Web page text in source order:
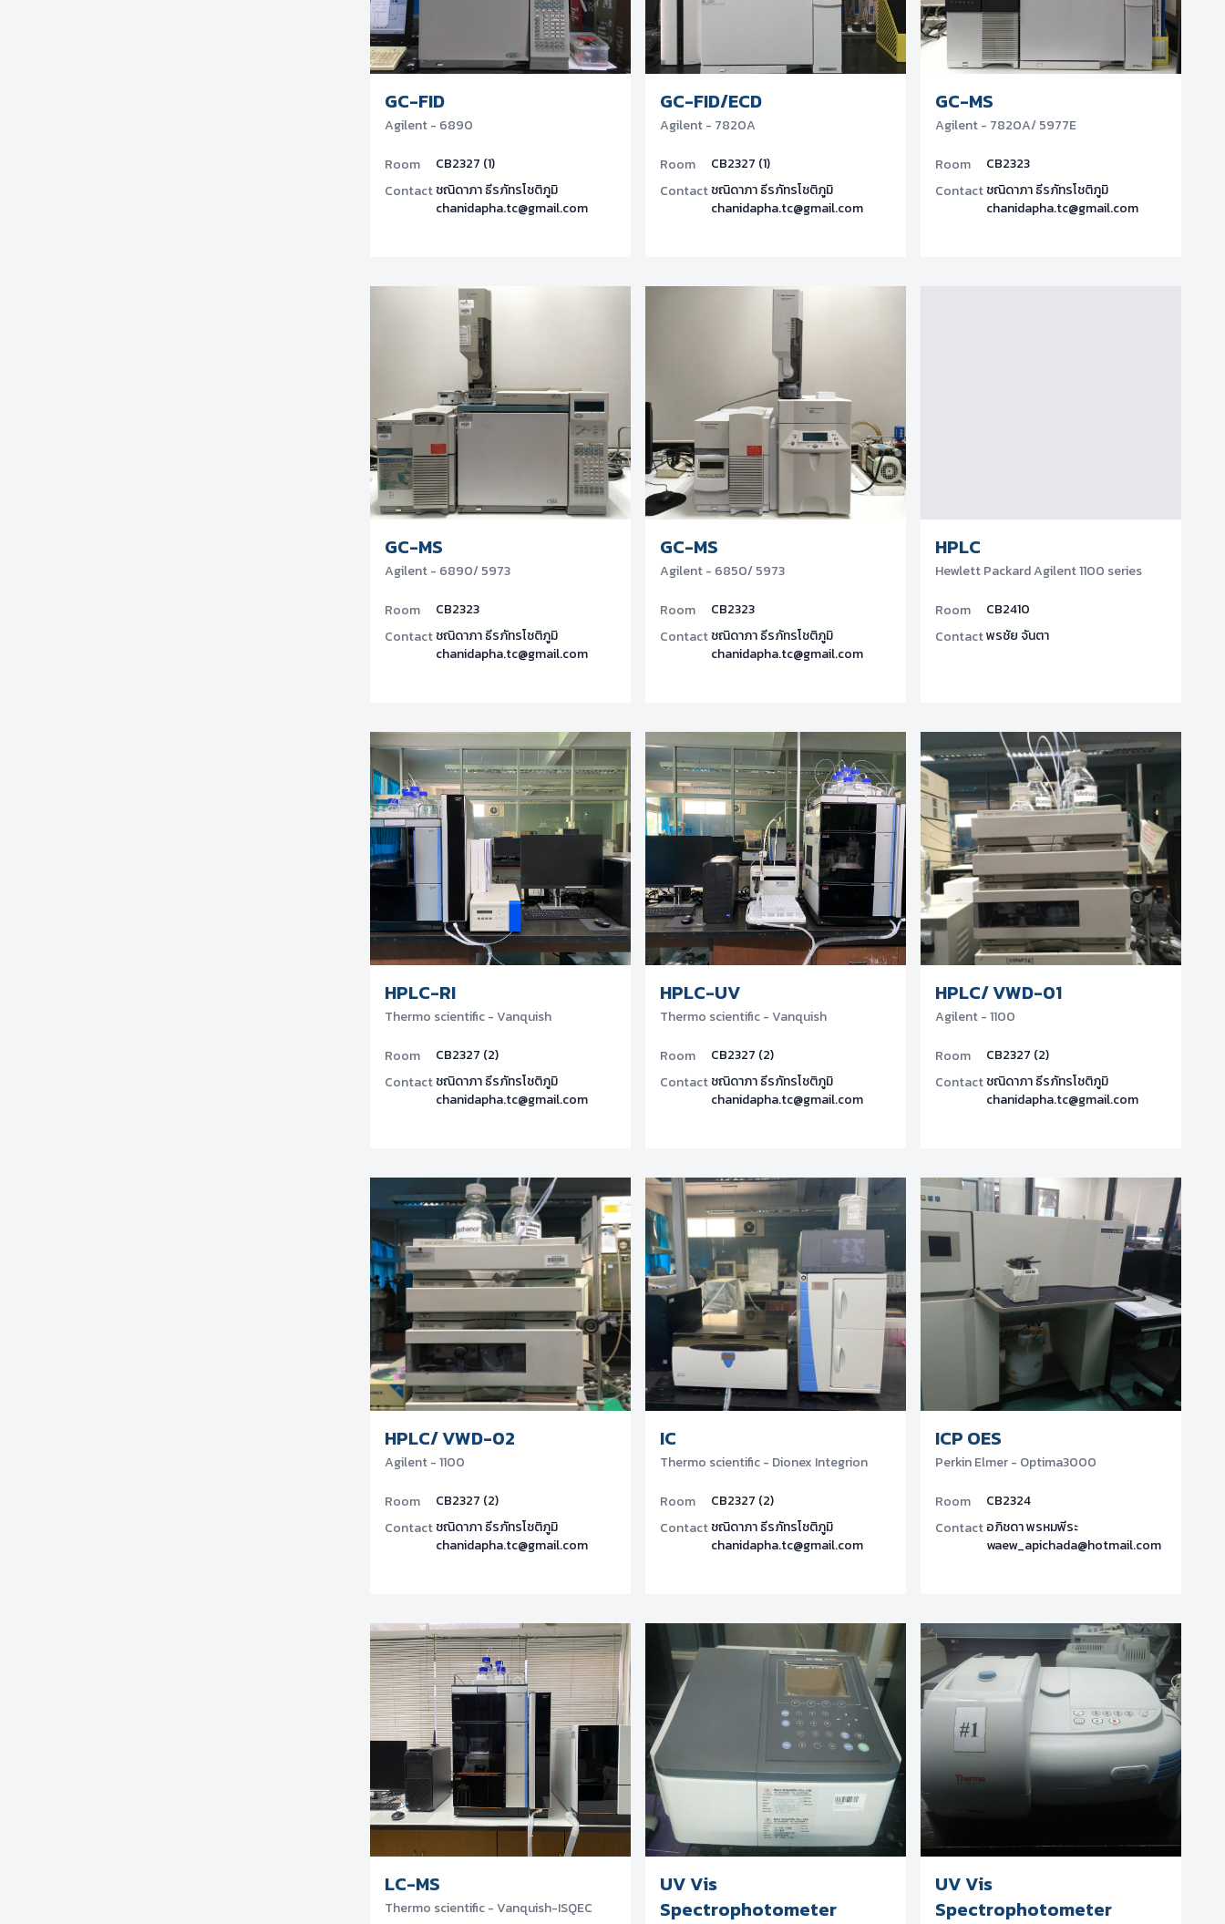
GC-FID
Agilent - 6890
Room
CB2327 (1)
Contactชณิดาภา ธีรภัทรโชติภูมิ
chanidapha.tc@gmail.com
GC-FID/ECD
Agilent - 7820A
Room
CB2327 (1)
Contactชณิดาภา ธีรภัทรโชติภูมิ
chanidapha.tc@gmail.com
GC-MS
Agilent - 7820A/ 5977E
Room
CB2323
Contactชณิดาภา ธีรภัทรโชติภูมิ
chanidapha.tc@gmail.com
GC-MS
Agilent - 6890/ 5973
Room
CB2323
Contactชณิดาภา ธีรภัทรโชติภูมิ
chanidapha.tc@gmail.com
GC-MS
Agilent - 6850/ 5973
Room
CB2323
Contactชณิดาภา ธีรภัทรโชติภูมิ
chanidapha.tc@gmail.com
HPLC
Hewlett Packard Agilent 1100 series
Room
CB2410
Contactพรชัย จันตา
HPLC-RI
Thermo scientific - Vanquish
Room
CB2327 (2)
Contactชณิดาภา ธีรภัทรโชติภูมิ
chanidapha.tc@gmail.com
HPLC-UV
Thermo scientific - Vanquish
Room
CB2327 (2)
Contactชณิดาภา ธีรภัทรโชติภูมิ
chanidapha.tc@gmail.com
HPLC/ VWD-01
Agilent - 1100
Room
CB2327 (2)
Contactชณิดาภา ธีรภัทรโชติภูมิ
chanidapha.tc@gmail.com
HPLC/ VWD-02
Agilent - 1100
Room
CB2327 (2)
Contactชณิดาภา ธีรภัทรโชติภูมิ
chanidapha.tc@gmail.com
IC
Thermo scientific - Dionex Integrion
Room
CB2327 (2)
Contactชณิดาภา ธีรภัทรโชติภูมิ
chanidapha.tc@gmail.com
ICP OES
Perkin Elmer - Optima3000
Room
CB2324
Contactอภิชดา พรหมพีระ
waew_apichada@hotmail.com
LC-MS
Thermo scientific - Vanquish-ISQEC
UV Vis
Spectrophotometer
UV Vis
Spectrophotometer